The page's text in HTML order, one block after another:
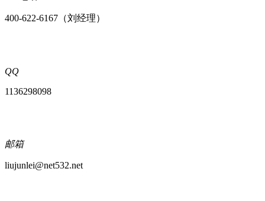
400-622-6167（刘经理）
QQ
1136298098
邮箱
liujunlei@net532.net